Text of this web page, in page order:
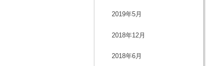
2019年5月
2018年12月
2018年6月